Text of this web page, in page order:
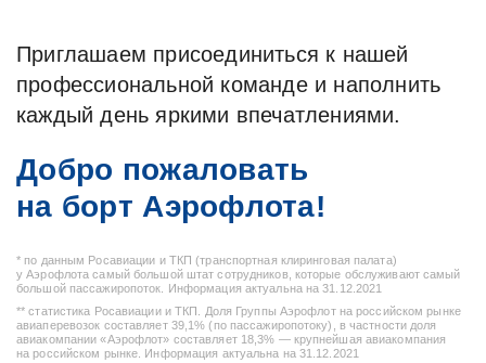
Приглашаем присоединиться к нашей
профессиональной команде и наполнить
каждый день яркими впечатлениями.
Добро пожаловать
на борт Аэрофлота!
* по данным Росавиации и ТКП (транспортная клиринговая палата)
у Аэрофлота самый большой штат сотрудников, которые обслуживают самый
большой пассажиропоток. Информация актуальна на 31.12.2021
** статистика Росавиации и ТКП. Доля Группы Аэрофлот на российском рынке
авиаперевозок составляет 39,1% (по пассажиропотоку), в частности доля
авиакомпании «Аэрофлот» составляет 18,3% — крупнейшая авиакомпания
на российском рынке. Информация актуальна на 31.12.2021